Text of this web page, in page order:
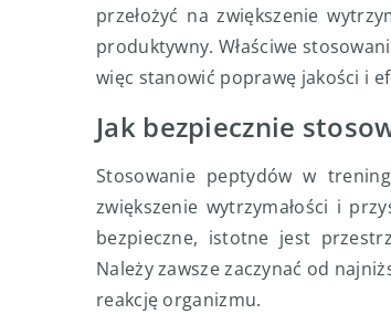
przełożyć na zwiększenie
produktywny. Właściwe
więc stanowić poprawę jakości i
Jak bezpiecznie
Stosowanie peptydów w
zwiększenie wytrzymałości i
bezpieczne, istotne jest
Należy zawsze zaczynać od
reakcję organizmu.